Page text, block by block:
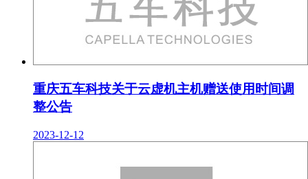
重庆五车科技关于云虚机主机赠送使用时间调
整公告
2023-12-12